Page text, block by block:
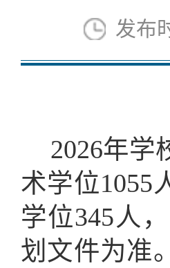
发布
2026年学
术学位1055
学位345人
划文件为准